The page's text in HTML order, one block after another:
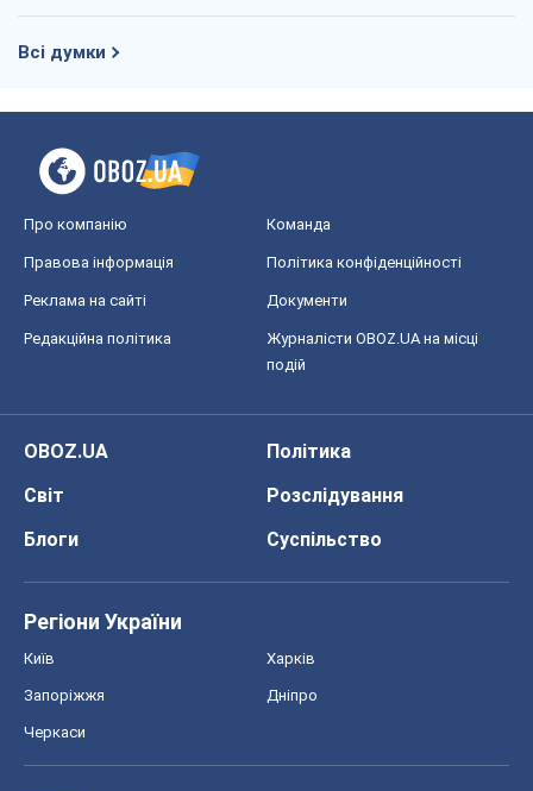
Всі думки
Про компанію Команда
Правова інформація Політика конфіденційності
Реклама на сайті Документи
Редакційна політика
Журналісти OBOZ.UA на місці
подій
OBOZ.UA
Політика
Світ
Розслідування
Блоги
Суспільство
Регіони України
Київ Харків
Запоріжжя Дніпро
Черкаси